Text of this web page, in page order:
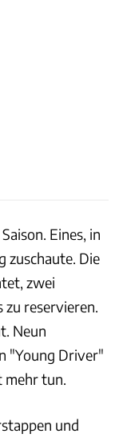
Eines, in
zuschaute. Die
zwei
zu reservieren.
Neun
"Young Driver"
mehr tun.
und